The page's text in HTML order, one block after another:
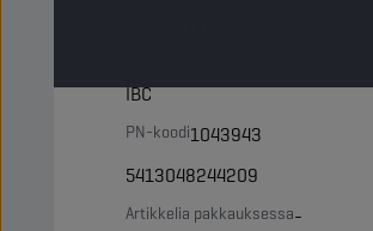
IBC
PN-koodi1043943
5413048244209
Artikkelia pakkauksessa-